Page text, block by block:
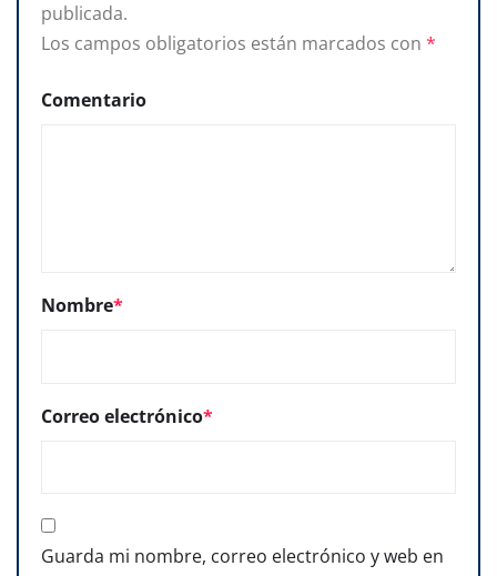
publicada.
Los campos obligatorios están marcados con *
Comentario
Nombre*
Correo electrónico*
Guarda mi nombre, correo electrónico y web en